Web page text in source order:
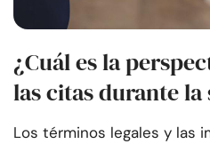
¿Cuál es la
las citas durante la
Los términos legales y las